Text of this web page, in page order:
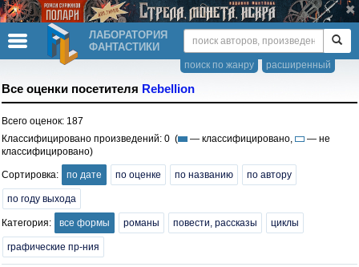
ЛАБОРАТОРИЯ
ФАНТАСТИКИ
расширенный
поиск по жанру
Все оценки посетителя Rebellion
Всего оценок: 187
Классифицировано произведений: 0 (
— классифицировано,
— не
классифицировано)
Сортировка: по дате по оценке по названию по автору
по году выхода
Категория: все формы романы повести, рассказы циклы
графические пр-ния